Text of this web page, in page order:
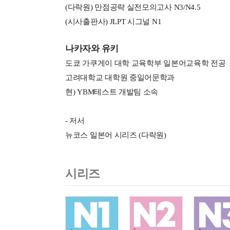
(다락원) 만점공략 실전모의고사 N3/N4.5
(시사출판사) JLPT 시그널 N1
나카자와 유키
도쿄 가쿠게이 대학 교육학부 일본어교육학 전공
고려대학교 대학원 중일어문학과
현) YBM테스트 개발팀 소속
- 저서
뉴코스 일본어 시리즈 (다락원)
시리즈